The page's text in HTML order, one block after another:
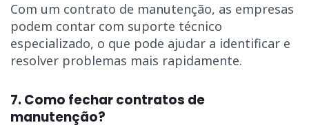
Com um contrato de manutenção, as empresas
podem contar com suporte técnico
especializado, o que pode ajudar a identificar e
resolver problemas mais rapidamente.
7. Como fechar contratos de
manutenção?